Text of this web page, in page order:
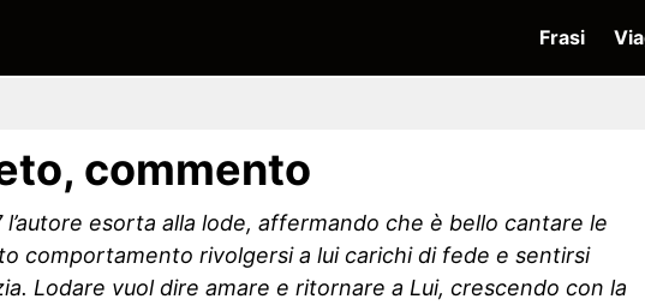
Frasi
commento
esorta alla lode, affermando che è bello cantare le
comportamento rivolgersi a lui carichi di fede e sentirsi
Lodare vuol dire amare e ritornare a Lui, crescendo con la